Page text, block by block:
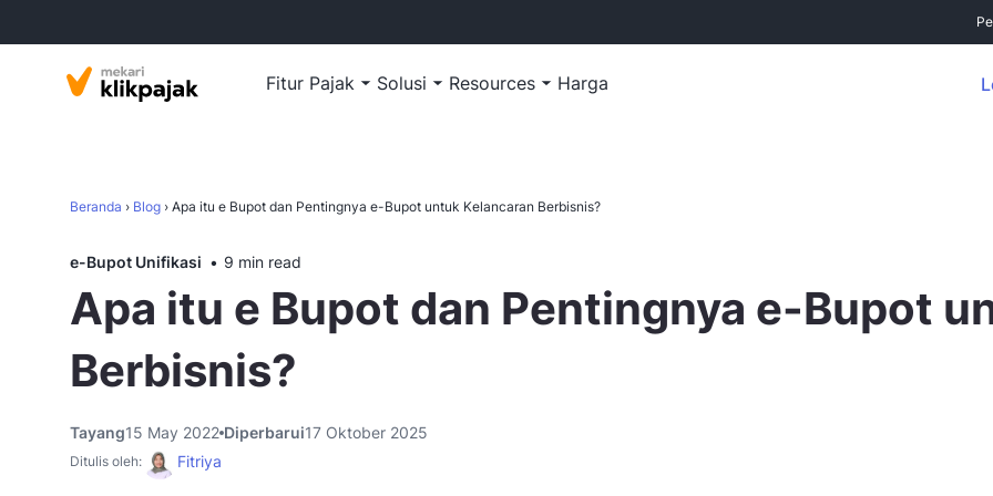
Fitur Pajak Solusi Resources Harga
Beranda › Blog › Apa itu e Bupot dan Pentingnya e-Bupot untuk Kelancaran Berbisnis?
e-Bupot Unifikasi 9 min read
Apa itu e Bupot dan Pentingnya e-Bupot
Berbisnis?
Tayang15 May 2022 Diperbarui17 Oktober 2025
Ditulis oleh: Fitriya